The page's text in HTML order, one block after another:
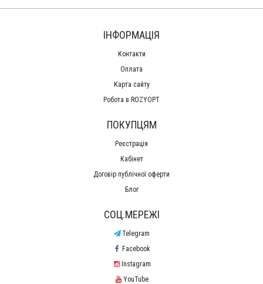
ІНФОРМАЦІЯ
Контакти
Оплата
Карта сайту
Робота в ROZYOPT
ПОКУПЦЯМ
Реєстрація
Кабінет
Договір публічної оферти
Блог
СОЦ.МЕРЕЖІ
Telegram
Facebook
Instagram
YouTube